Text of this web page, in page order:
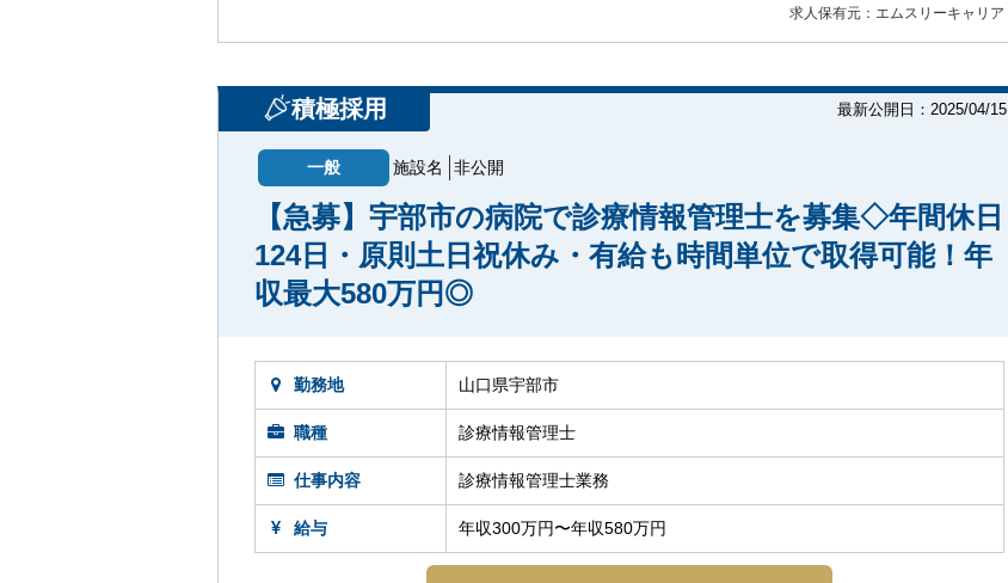
求人保有元：エムスリーキャリア
積極採用 最新公開日：2025/04/15
一般 施設名 非公開
【急募】宇部市の病院で診療情報管理士を募集◇年間休日
124日・原則土日祝休み・有給も時間単位で取得可能！年
収最大580万円◎
勤務地 山口県宇部市
職種 診療情報管理士
仕事内容 診療情報管理士業務
給与 年収300万円〜年収580万円